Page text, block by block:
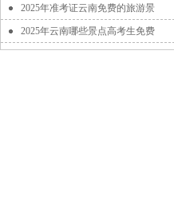
2025年准考证云南免费的旅游景
2025年云南哪些景点高考生免费